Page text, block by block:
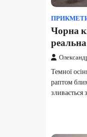
Чорна
Темної
раптом